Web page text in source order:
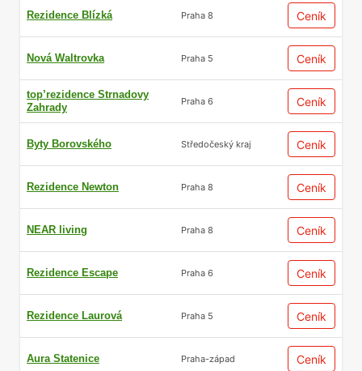
Rezidence Blízká Praha 8 Ceník
Nová Waltrovka Praha 5 Ceník
top’rezidence Strnadovy
Zahrady
Praha 6 Ceník
Byty Borovského Středočeský kraj Ceník
Rezidence Newton Praha 8 Ceník
NEAR living Praha 8 Ceník
Rezidence Escape Praha 6 Ceník
Rezidence Laurová Praha 5 Ceník
Aura Statenice Praha-západ Ceník